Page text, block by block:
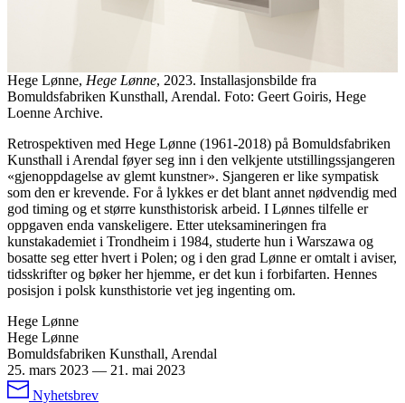
Hege Lønne, Hege Lønne, 2023. Installasjonsbilde fra
Bomuldsfabriken Kunsthall, Arendal. Foto: Geert Goiris, Hege
Loenne Archive.
Retrospektiven med Hege Lønne (1961-2018) på Bomuldsfabriken
Kunsthall i Arendal føyer seg inn i den velkjente utstillingssjangeren
«gjenoppdagelse av glemt kunstner». Sjangeren er like sympatisk
som den er krevende. For å lykkes er det blant annet nødvendig med
god timing og et større kunsthistorisk arbeid. I Lønnes tilfelle er
oppgaven enda vanskeligere. Etter uteksamineringen fra
kunstakademiet i Trondheim i 1984, studerte hun i Warszawa og
bosatte seg etter hvert i Polen; og i den grad Lønne er omtalt i aviser,
tidsskrifter og bøker her hjemme, er det kun i forbifarten. Hennes
posisjon i polsk kunsthistorie vet jeg ingenting om.
Hege Lønne
Hege Lønne
Bomuldsfabriken Kunsthall, Arendal
25. mars 2023 — 21. mai 2023
Nyhetsbrev